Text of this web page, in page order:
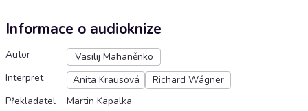
Informace o audioknize
Autor
Vasilij Mahaněnko
Interpret
Anita Krausová
Richard Wágner
Překladatel
Martin Kapalka